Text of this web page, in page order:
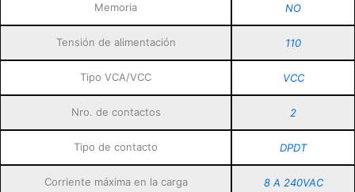
Memoria NO
Tensión de alimentación 110
Tipo VCA/VCC VCC
Nro. de contactos 2
Tipo de contacto DPDT
Corriente máxima en la carga 8 A 240VAC